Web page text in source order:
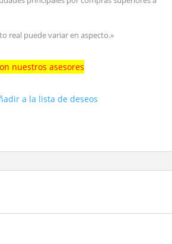
real puede variar en aspecto.»
nuestros asesores
a la lista de deseos